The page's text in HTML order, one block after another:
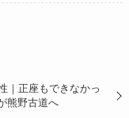
｜正座もできなかっ
熊野古道へ